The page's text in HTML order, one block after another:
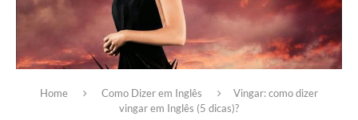
Home Como Dizer em Inglês
Vingar: como dizer
vingar em Inglês (5 dicas)?